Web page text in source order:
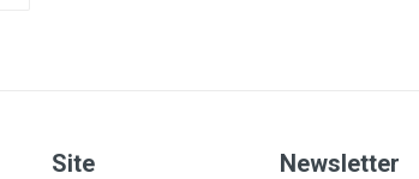
Site Newsletter